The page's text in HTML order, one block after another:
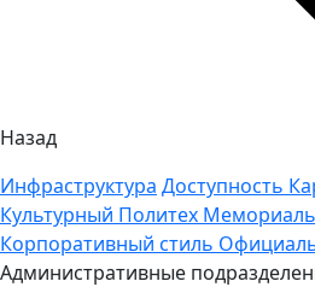
Назад
Инфраструктура Доступность
Культурный Политех
Корпоративный стиль
Административные